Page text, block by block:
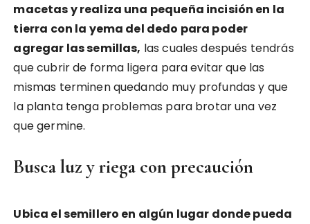
macetas y realiza una pequeña incisión en la
tierra con la yema del dedo para poder
agregar las semillas, las cuales después tendrás
que cubrir de forma ligera para evitar que las
mismas terminen quedando muy profundas y que
la planta tenga problemas para brotar una vez
que germine.
Busca luz y riega con precaución
Ubica el semillero en algún lugar donde pueda